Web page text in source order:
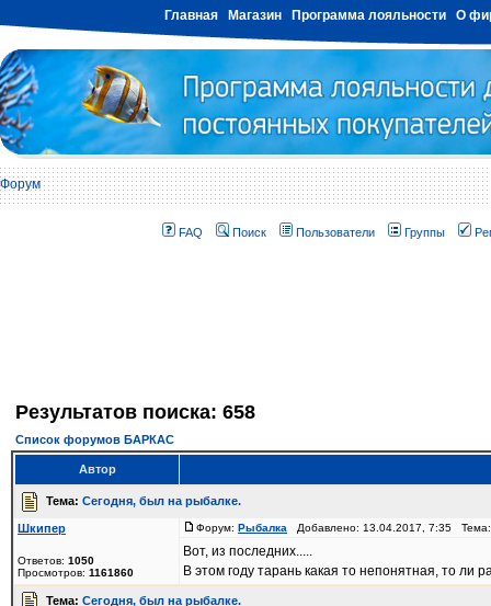
Главная Магазин Программа лояльности О
Форум
FAQ Поиск Пользователи Группы
Результатов поиска: 658
Список форумов БАРКАС
Автор
Тема: Сегодня, был на рыбалке.
Шкипер
Ответов: 1050
Просмотров: 1161860
Форум: Рыбалка Добавлено: 13.04.2017, 7:35
Вот, из последних.....
В этом году тарань какая то непонятная, то
Тема: Сегодня, был на рыбалке.